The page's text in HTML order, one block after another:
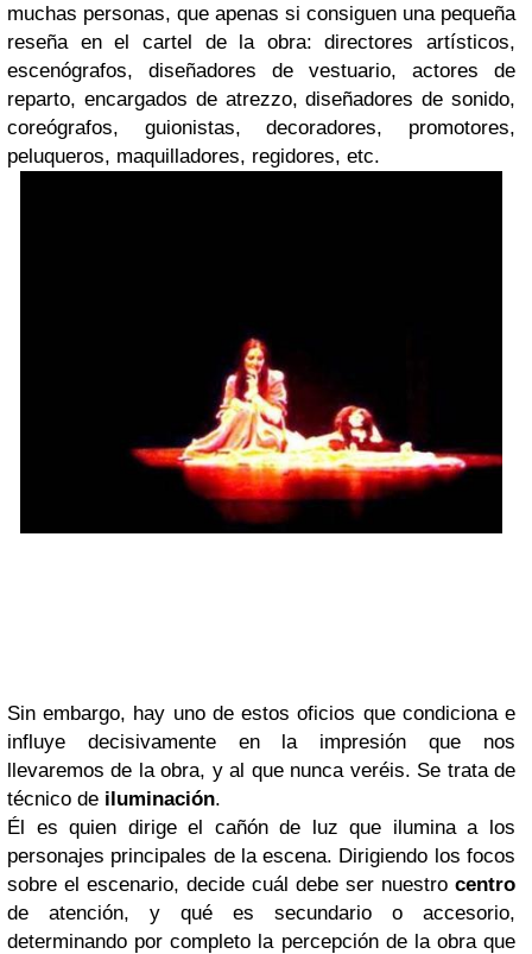
muchas personas, que apenas si consiguen una pequeña
reseña en el cartel de la obra: directores artísticos,
escenógrafos, diseñadores de vestuario, actores de
reparto, encargados de atrezzo, diseñadores de sonido,
coreógrafos, guionistas, decoradores, promotores,
peluqueros, maquilladores, regidores, etc.
Sin embargo, hay uno de estos oficios que condiciona e
influye decisivamente en la impresión que nos
llevaremos de la obra, y al que nunca veréis. Se trata de
técnico de iluminación.
Él es quien dirige el cañón de luz que ilumina a los
personajes principales de la escena. Dirigiendo los focos
sobre el escenario, decide cuál debe ser nuestro centro
de atención, y qué es secundario o accesorio,
determinando por completo la percepción de la obra que